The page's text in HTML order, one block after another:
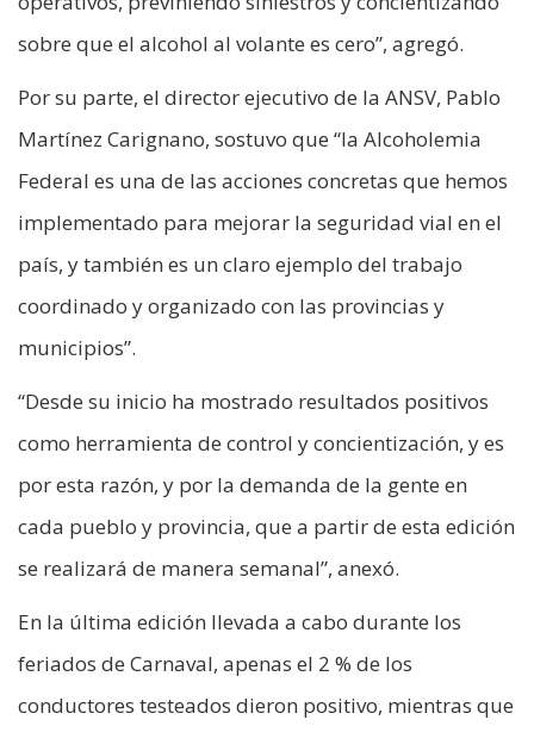
sobre que el alcohol al volante es cero”, agregó.
Por su parte, el director ejecutivo de la ANSV, Pablo
Martínez Carignano, sostuvo que “la Alcoholemia
Federal es una de las acciones concretas que hemos
implementado para mejorar la seguridad vial en el
país, y también es un claro ejemplo del trabajo
coordinado y organizado con las provincias y
municipios”.
“Desde su inicio ha mostrado resultados positivos
como herramienta de control y concientización, y es
por esta razón, y por la demanda de la gente en
cada pueblo y provincia, que a partir de esta edición
se realizará de manera semanal”, anexó.
En la última edición llevada a cabo durante los
feriados de Carnaval, apenas el 2 % de los
conductores testeados dieron positivo, mientras que